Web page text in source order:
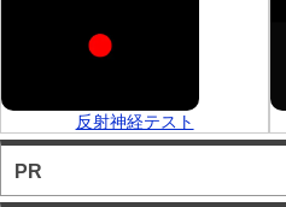
反射神経テスト
PR